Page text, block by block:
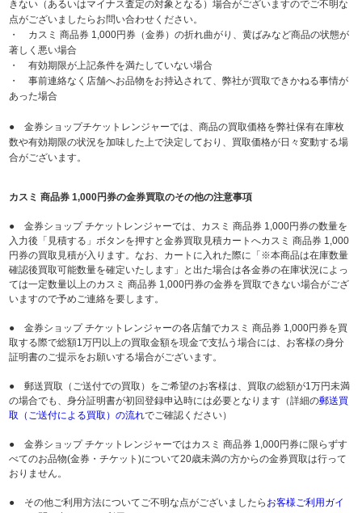
きない（あるいはマイナス査定の対象となる）場合がございますのでご不明な
点がございましたらお問い合わせください。
・ カスミ 商品券 1,000円券（金券）の折れ曲がり、黄ばみなど商品の状態が
著しく悪い場合
・ 有効期限が上記条件を満たしていない場合
・ 事前連絡なく店舗へお品物をお持込されて、弊社が買取できかねる事情が
あった場合
● 金券ショップチケットレンジャーでは、商品の買取価格を弊社保有在庫枚
数や有効期限の状況を加味した上で決定しており、買取価格が日々変動する場
合がございます。
カスミ 商品券 1,000円券の金券買取のその他の注意事項
● 金券ショップ チケットレンジャーでは、カスミ 商品券 1,000円券の数量を
入力後「見積する」ボタンを押すと金券買取見積カートへカスミ 商品券 1,000
円券の買取見積が入ります。なお、カートに入れた際に「※本商品は在庫数量
確認後買取可能数量を確定いたします」と出た場合は各金券の在庫状況によっ
ては一定数量以上のカスミ 商品券 1,000円券の金券を買取できない場合がござ
いますので予めご連絡を要します。
● 金券ショップ チケットレンジャーの各店舗でカスミ 商品券 1,000円券を買
取する際で総額1万円以上の買取金額を現金で支払う場合には、お客様の身分
証明書のご提示をお願いする場合がございます。
● 郵送買取（ご送付での買取）をご希望のお客様は、買取の総額が1万円未満
の場合でも、身分証明書が初回登録申込時には必要となります（詳細の郵送買
取（ご送付による買取）の流れでご確認ください）
● 金券ショップ チケットレンジャーではカスミ 商品券 1,000円券に限らずす
べてのお品物(金券・チケット)について20歳未満の方からの金券買取は行って
おりません。
● その他ご利用方法についてご不明な点がございましたら お客様ご利用ガイ